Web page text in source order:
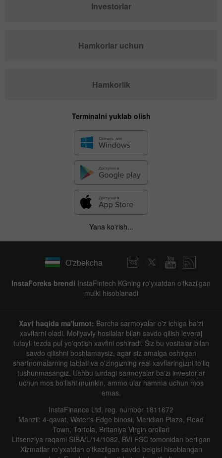
Investorlar
Hamkorlar uchun
Hamkorlik
Terminalni yuklab olish
Yana ko'rish...
O'zbekcha
InstaForeks brendi InstaFintech KGning ro'yxatdan o'tkazilgan
mulki hisoblanadi
Xavf haqida ma'lumot: Barcha sarmoyalar o'z ichiga ba'zi
xavflarni oladi. Moliyaviy hosilalar bilan savdo qilish leveraj
tufayli tezda pul yo'qotish xavfini oshiradi. Siz bu vositalar bilan
savdo qilishni boshlamaysiz, agar siz amalga oshirgan
shartnomalarning tabiati va o'zingizning real xavflaringizni to'liq
tushunmasangiz. Ushbu turdagi sarmoyalar ba'zi investorlar
uchun mos bo'lishi mumkin, ammo ular hamma uchun mos
emas.
InstaFinance Ltd, reg. number 1811672
Manzil: 4-qavat, Water's Edge binosi, Meridian Plaza, Road
Town, Tortola, Britaniya Virgin orollari
Litsenziya raqami SIBA/L/14/1082, BVI FSC tomonidan berilgan
Xizmatlar ro'yxatdan o'tkazilgan savdo belgisi hisoblangan